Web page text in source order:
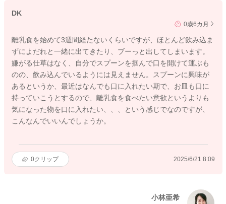
DK
0歳6カ月
離乳食を始めて3週間経たないくらいですが、ほとんど飲み込ま
ずによだれと一緒に出てきたり、ブーっと出してしまいます。
嫌がる仕草はなく、自分でスプーンを掴んで口を開けて運ぶも
のの、飲み込んでいるようには見えません。スプーンに興味が
あるというか、最近はなんでも口に入れたい期で、お皿も口に
持っていこうとするので、離乳食を食べたい意欲というよりも
気になった物を口に入れたい、、、という感じでなのですが、
こんなんでいいんでしょうか。
0クリップ 2025/6/21 8:09
小林亜希